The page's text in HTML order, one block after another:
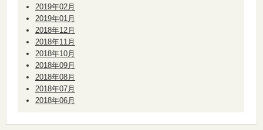
2019年02月
2019年01月
2018年12月
2018年11月
2018年10月
2018年09月
2018年08月
2018年07月
2018年06月